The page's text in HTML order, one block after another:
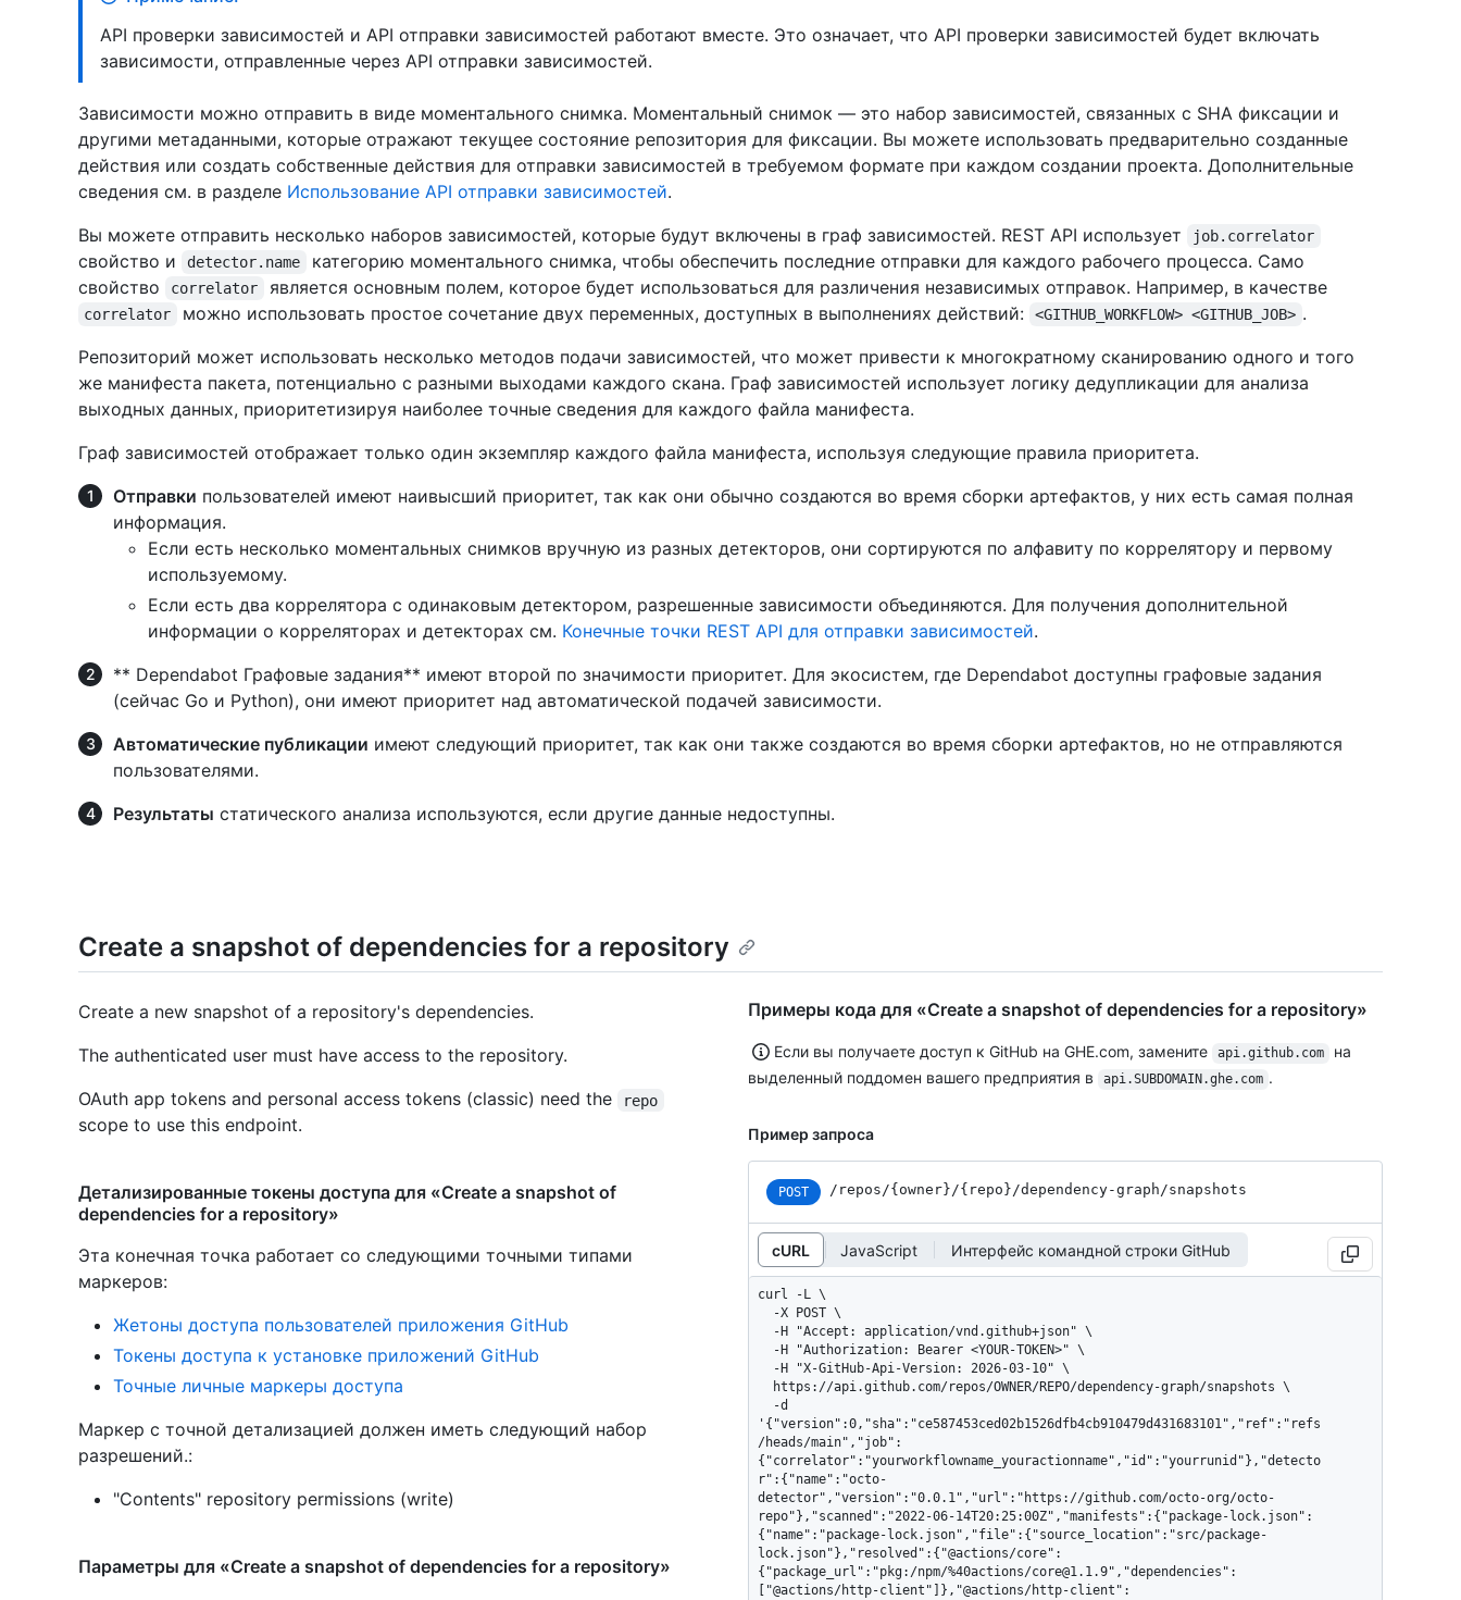
API проверки зависимостей и API отправки зависимостей работают вместе. Это означает, что API проверки зависимостей будет включать
зависимости, отправленные через API отправки зависимостей.
Зависимости можно отправить в виде моментального снимка. Моментальный снимок — это набор зависимостей, связанных с SHA фиксации и
другими метаданными, которые отражают текущее состояние репозитория для фиксации. Вы можете использовать предварительно созданные
действия или создать собственные действия для отправки зависимостей в требуемом формате при каждом создании проекта. Дополнительные
сведения см. в разделе Использование API отправки зависимостей.
Вы можете отправить несколько наборов зависимостей, которые будут включены в граф зависимостей. REST API использует
job.correlator
свойство и detector.name
категорию моментального снимка, чтобы обеспечить последние отправки для каждого рабочего процесса. Само
свойство
correlator является основным полем, которое будет использоваться для различения независимых отправок. Например, в качестве
correlator можно использовать простое сочетание двух переменных, доступных в выполнениях действий: <GITHUB_WORKFLOW> <GITHUB_JOB> .
Репозиторий может использовать несколько методов подачи зависимостей, что может привести к многократному сканированию одного и того
же манифеста пакета, потенциально с разными выходами каждого скана. Граф зависимостей использует логику дедупликации для анализа
выходных данных, приоритетизируя наиболее точные сведения для каждого файла манифеста.
Граф зависимостей отображает только один экземпляр каждого файла манифеста, используя следующие правила приоритета.
Отправки пользователей имеют наивысший приоритет, так как они обычно создаются во время сборки артефактов, у них есть самая полная
информация.
Если есть несколько моментальных снимков вручную из разных детекторов, они сортируются по алфавиту по коррелятору и первому
используемому.
Если есть два коррелятора с одинаковым детектором, разрешенные зависимости объединяются. Для получения дополнительной
информации о корреляторах и детекторах см. Конечные точки REST API для отправки зависимостей.
** Dependabot Графовые задания** имеют второй по значимости приоритет. Для экосистем, где Dependabot доступны графовые задания
(сейчас Go и Python), они имеют приоритет над автоматической подачей зависимости.
Автоматические публикации имеют следующий приоритет, так как они также создаются во время сборки артефактов, но не отправляются
пользователями.
Результаты статического анализа используются, если другие данные недоступны.
Create a snapshot of dependencies for a repository
Create a new snapshot of a repository's dependencies.
The authenticated user must have access to the repository.
OAuth app tokens and personal access tokens (classic) need the
repo
scope to use this endpoint.
Детализированные токены доступа для «Create a snapshot of
dependencies for a repository»
Эта конечная точка работает со следующими точными типами
маркеров:
Жетоны доступа пользователей приложения GitHub
Токены доступа к установке приложений GitHub
Точные личные маркеры доступа
Маркер с точной детализацией должен иметь следующий набор
разрешений.:
"Contents" repository permissions (write)
Параметры для «Create a snapshot of dependencies for a repository»
Примеры кода для «Create a snapshot of dependencies for a repository»
Если вы получаете доступ к GitHub на GHE.com, замените api.github.com
на
выделенный поддомен вашего предприятия в
api.SUBDOMAIN.ghe.com .
Пример запроса
POST /repos/{owner}/{repo}/dependency-graph/snapshots
cURL JavaScript Интерфейс командной строки GitHub
curl -L \
'{"version":0,"sha":"ce587453ced02b1526dfb4cb910479d431683101","ref":"refs
/heads/main","job":
{"correlator":"yourworkflowname_youractionname","id":"yourrunid"},"detecto
r":{"name":"octo-
detector","version":"0.0.1","url":"https://github.com/octo-org/octo-
repo"},"scanned":"2022-06-14T20:25:00Z","manifests":{"package-lock.json":
{"name":"package-lock.json","file":{"source_location":"src/package-
lock.json"},"resolved":{"@actions/core":
{"package_url":"pkg:/npm/%40actions/core@1.1.9","dependencies":
["@actions/http-client"]},"@actions/http-client":